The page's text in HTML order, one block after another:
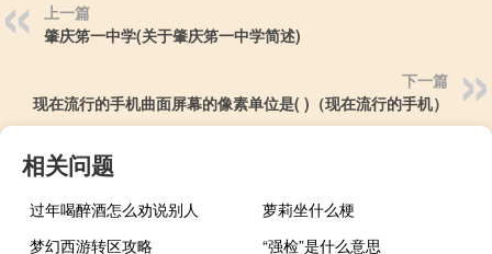
上一篇
肇庆笫一中学(关于肇庆笫一中学简述)
下一篇
现在流行的手机曲面屏幕的像素单位是( )（现在流行的手机）
相关问题
过年喝醉酒怎么劝说别人
萝莉坐什么梗
梦幻西游转区攻略
“强检”是什么意思